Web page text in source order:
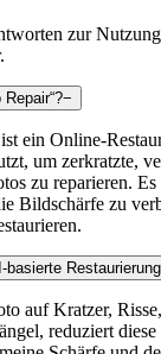
zur
−
ein Online-
um zerkratzte,
zu reparieren.
Bildschärfe zu
auf Kratzer,
reduziert